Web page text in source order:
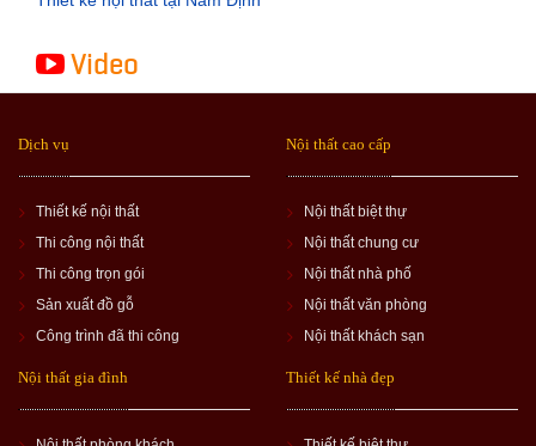
Video
Dịch vụ
Thiết kế nội thất
Thi công nội thất
Thi công trọn gói
Sản xuất đồ gỗ
Công trình đã thi công
Nội thất cao cấp
Nội thất biệt thự
Nội thất chung cư
Nội thất nhà phố
Nội thất văn phòng
Nội thất khách sạn
Nội thất gia đình Thiết kế nhà đẹp